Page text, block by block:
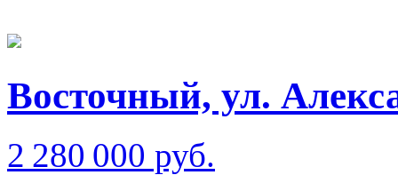
Восточный, ул.
2 280 000 руб.